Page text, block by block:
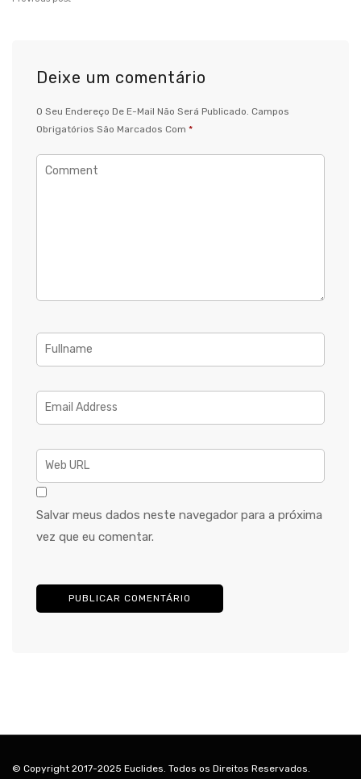
Deixe um comentário
O Seu Endereço De E-Mail Não Será Publicado. Campos
Obrigatórios São Marcados Com *
Salvar meus dados neste navegador para a próxima
vez que eu comentar.
© Copyright 2017-2025 Euclides. Todos os Direitos Reservados.